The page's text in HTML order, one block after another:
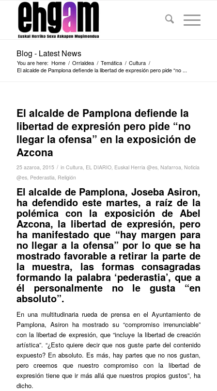
Blog - Latest News
You are here: Home / Orrialdea / Temática / Cultura /
El alcalde de Pamplona defiende la libertad de expresión pero pide “no ...
El alcalde de Pamplona defiende la
libertad de expresión pero pide “no
llegar la ofensa” en la exposición de
Azcona
25 azaroa, 2015 / in Cultura, EL DIARIO, Euskal Herria @es, Nafarroa, Noticia
@es, Pederastia, Religión
El alcalde de Pamplona, Joseba Asiron,
ha defendido este martes, a raíz de la
polémica con la exposición de Abel
Azcona, la libertad de expresión, pero
ha manifestado que “hay margen para
no llegar a la ofensa” por lo que se ha
mostrado favorable a retirar la parte de
la muestra, las formas consagradas
formando la palabra ‘pederastia’, que a
él personalmente no le gusta “en
absoluto”.
En una multitudinaria rueda de prensa en el Ayuntamiento de
Pamplona, Asiron ha mostrado su “compromiso irrenunciable”
con la libertad de expresión, que “incluye la libertad de creación
artística”. “¿Esto quiere decir que nos guste parte del contenido
expuesto? En absoluto. Es más, hay partes que no nos gustan,
pero creemos que nuestro compromiso con la libertad de
expresión tiene que ir más allá que nuestros propios gustos”, ha
dicho.